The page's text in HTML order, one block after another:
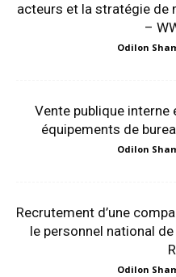
acteurs et la stratégie de
–
Odilon
Vente publique
équipements de
Odilon
Recrutement d’une
le personnel national
Odilon